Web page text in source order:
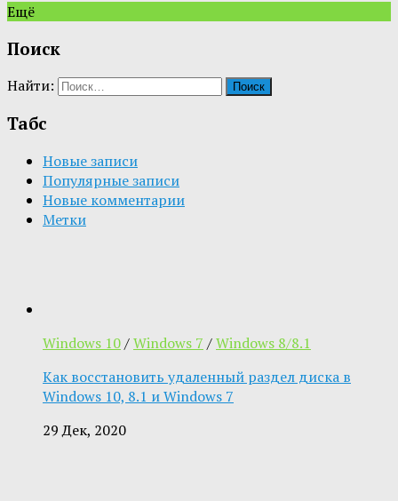
Ещё
Поиск
Найти:
Табс
Новые записи
Популярные записи
Новые комментарии
Метки
Windows 10/Windows 7 /Windows 8/8.1
Как восстановить удаленный раздел диска в
Windows 10, 8.1 и Windows 7
29 Дек, 2020